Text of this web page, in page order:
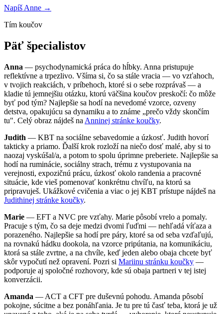
Napíš Anne →
Tím koučov
Päť špecialistov
Anna — psychodynamická práca do hĺbky. Anna pristupuje
reflektívne a trpezlivo. Všíma si, čo sa stále vracia — vo vzťahoch,
v tvojich reakciách, v príbehoch, ktoré si o sebe rozprávaš — a
kladie tú jemnejšiu otázku, ktorú väčšina koučov preskočí: čo môže
byť pod tým? Najlepšie sa hodí na nevedomé vzorce, ozveny
detstva, opakujúcu sa dynamiku a to známe „prečo vždy skončím
tu". Celý obraz nájdeš na Anninej stránke koučky.
Judith — KBT na sociálne sebavedomie a úzkosť. Judith hovorí
takticky a priamo. Ďalší krok rozloží na niečo dosť malé, aby si to
naozaj vyskúšal/a, a potom to spolu úprimne preberiete. Najlepšie sa
hodí na ruminácie, sociálny strach, trému z vystupovania na
verejnosti, expozičnú prácu, úzkosť okolo randenia a pracovné
situácie, kde vieš pomenovať konkrétnu chvíľu, na ktorú sa
pripravuješ. Ukážkové cvičenia a viac o jej KBT prístupe nájdeš na
Judithinej stránke koučky.
Marie — EFT a NVC pre vzťahy. Marie pôsobí vrelo a pomaly.
Pracuje s tým, čo sa deje medzi dvomi ľuďmi — nehľadá víťaza a
porazeného. Najlepšie sa hodí pre páry, ktoré sa od seba vzďaľujú,
na rovnakú hádku dookola, na vzorce pripútania, na komunikáciu,
ktorá sa stále zvrtne, a na chvíle, keď jeden alebo obaja chcete byť
skôr vypočutí než opravení. Pozri si Mariinu stránku koučky —
podporuje aj spoločné rozhovory, kde sú obaja partneri v tej istej
konverzácii.
Amanda — ACT a CFT pre duševnú pohodu. Amanda pôsobí
pokojne, súcitne a bez ponáhľania. Je tu pre tú časť teba, ktorá je už